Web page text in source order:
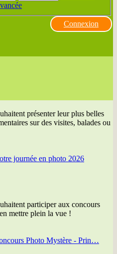
Connexion
présenter leur plus belles
sur des visites, balades ou
journée en photo 2026
participer aux concours
mettre plein la vue !
Photo Mystère - Prin…